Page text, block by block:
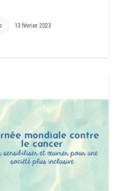
13 février 2023